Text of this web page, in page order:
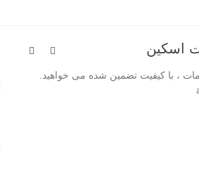
اسکین
مات ، با کیفیت تضمین شده می خواهید.